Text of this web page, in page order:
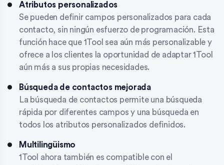
Atributos personalizados
Se pueden definir campos personalizados para cada
contacto, sin ningún esfuerzo de programación. Esta
función hace que 1Tool sea aún más personalizable y
ofrece a los clientes la oportunidad de adaptar 1Tool
aún más a sus propias necesidades.
Búsqueda de contactos mejorada
La búsqueda de contactos permite una búsqueda
rápida por diferentes campos y una búsqueda en
todos los atributos personalizados definidos.
Multilingüismo
1Tool ahora también es compatible con el